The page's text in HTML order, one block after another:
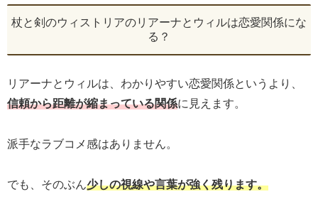
杖と剣のウィストリアのリアーナとウィルは恋愛関係にな
る？
リアーナとウィルは、わかりやすい恋愛関係というより、
信頼から距離が縮まっている関係に見えます。
派手なラブコメ感はありません。
でも、そのぶん少しの視線や言葉が強く残ります。